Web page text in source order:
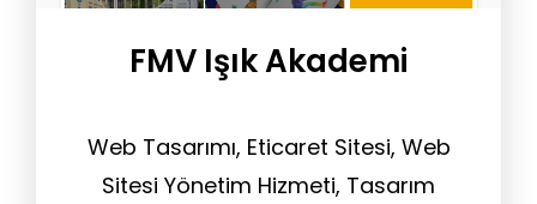
FMV Işık Akademi
Web Tasarımı, Eticaret Sitesi, Web
Sitesi Yönetim Hizmeti, Tasarım